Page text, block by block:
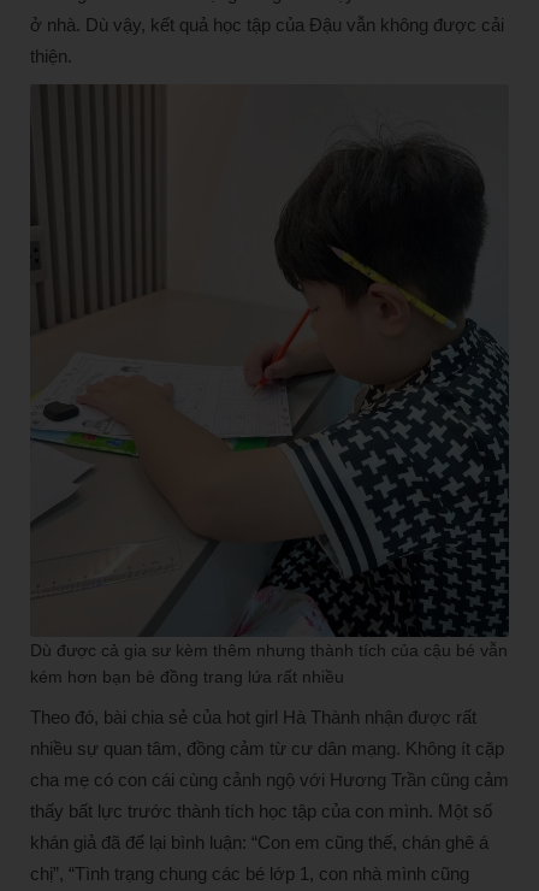
ở nhà. Dù vậy, kết quả học tập của Đậu vẫn không được cải
thiện.
Dù được cả gia sư kèm thêm nhưng thành tích của cậu bé vẫn
kém hơn bạn bè đồng trang lứa rất nhiều
Theo đó, bài chia sẻ của hot girl Hà Thành nhận được rất
nhiều sự quan tâm, đồng cảm từ cư dân mạng. Không ít cặp
cha mẹ có con cái cùng cảnh ngộ với Hương Trần cũng cảm
thấy bất lực trước thành tích học tập của con mình. Một số
khán giả đã để lại bình luận: “Con em cũng thế, chán ghê á
chị”, “Tình trạng chung các bé lớp 1, con nhà mình cũng